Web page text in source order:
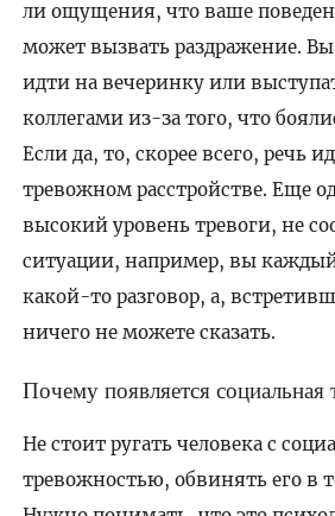
ли ощущения, что ваше
может вызвать раздражение.
идти на вечеринку или
коллегами из-за того, что
Если да, то, скорее всего, речь
тревожном расстройстве. Еще
высокий уровень тревоги, не
ситуации, например, вы каждый
какой-то разговор, а,
ничего не можете сказать.
Почему появляется социальная
Не стоит ругать человека с
тревожностью, обвинять его в